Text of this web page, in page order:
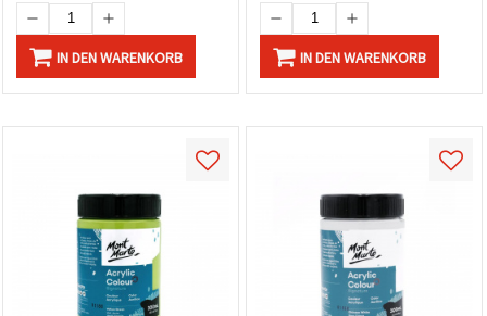
IN DEN WARENKORB IN DEN WARENKORB